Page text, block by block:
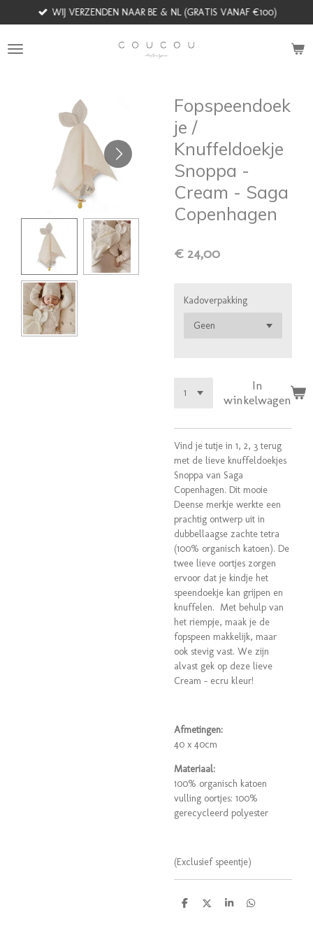
direct
naar
de
WIJ VERZENDEN NAAR BE & NL (GRATIS VANAF €100)
Fopspeendoek
je /
Knuffeldoekje
Snoppa -
Cream - Saga
Copenhagen
€ 24,00
Kadoverpakking
In
winkelwagen
Vind je tutje in 1, 2, 3 terug
met de lieve knuffeldoekjes
Snoppa van Saga
Copenhagen. Dit mooie
Deense merkje werkte een
prachtig ontwerp uit in
dubbellaagse zachte tetra
(100% organisch katoen). De
twee lieve oortjes zorgen
ervoor dat je kindje het
speendoekje kan grijpen en
knuffelen. Met behulp van
het riempje, maak je de
fopspeen makkelijk, maar
ook stevig vast. We zijn
alvast gek op deze lieve
Cream - ecru kleur!
Afmetingen:
40 x 40cm
Materiaal:
100% organisch katoen
vulling oortjes: 100%
gerecycleerd polyester
(Exclusief speentje)
D
D
S
D